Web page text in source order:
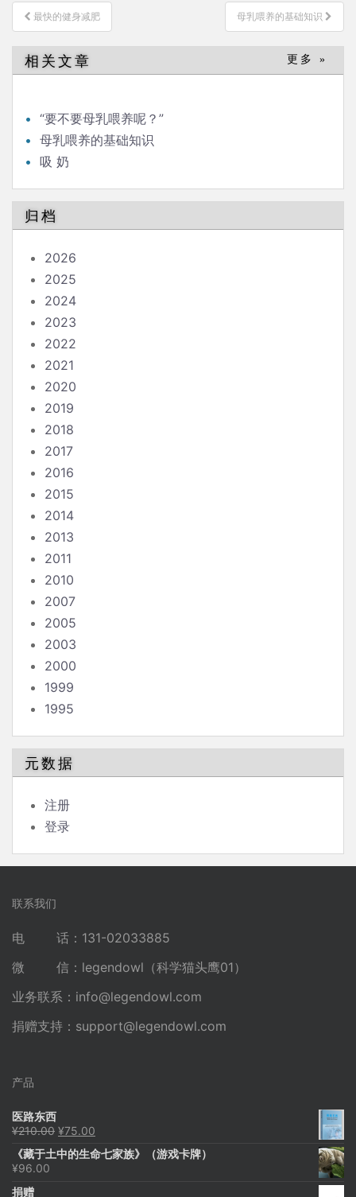
文
章
导
航
最快的健身减肥 母乳喂养的基础知识
相关文章 更多 »
“要不要母乳喂养呢？”
母乳喂养的基础知识
吸 奶
归档
2026
2025
2024
2023
2022
2021
2020
2019
2018
2017
2016
2015
2014
2013
2011
2010
2007
2005
2003
2000
1999
1995
元数据
注册
登录
联系我们
电 话：131-02033885
微 信：legendowl（科学猫头鹰01）
业务联系： info@legendowl.com
捐赠支持： support@legendowl.com
产品
医路东西
¥210.00 原
为：
¥75.00
价
《藏于土中的生命七家族》（游戏卡牌）
¥96.00
捐赠